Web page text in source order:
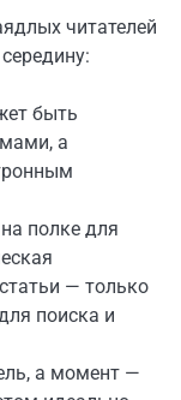
читателей
быть
а
полке для
— только
поиска и
а момент —